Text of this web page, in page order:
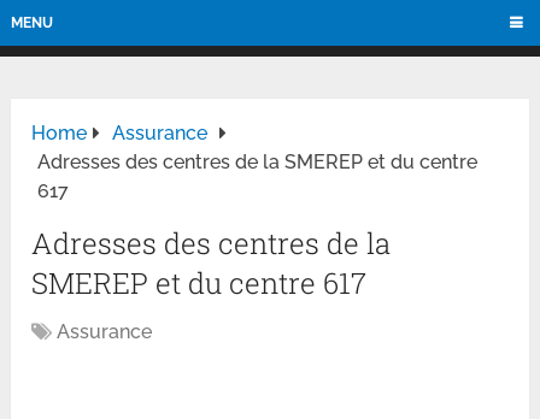
MENU
Home
Assurance
Adresses des centres de la SMEREP et du centre
617
Adresses des centres de la
SMEREP et du centre 617
Assurance